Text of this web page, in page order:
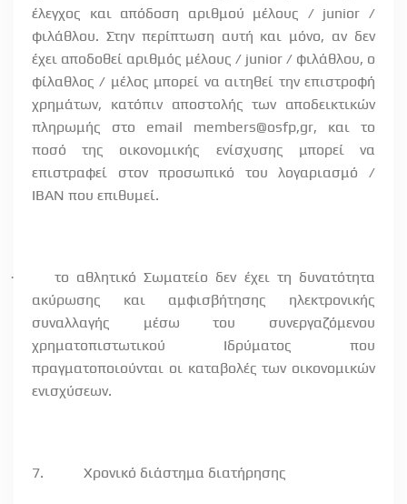
έλεγχος και απόδοση αριθμού μέλους / junior /
φιλάθλου.​ Στην περίπτωση αυτή και μόνο, αν δεν
έχει αποδοθεί αριθμός μέλους / junior / φιλάθλου, ο
φίλαθλος / μέλος μπορεί να αιτηθεί την επιστροφή
χρημάτων, κατόπιν αποστολής των αποδεικτικών
πληρωμής στο email members@osfp,gr, και το
ποσό της οικονομικής ενίσχυσης μπορεί να
επιστραφεί στον προσωπικό του λογαριασμό /
ΙΒΑΝ που επιθυμεί.
·
το αθλητικό Σωματείο δεν έχει τη δυνατότητα
ακύρωσης και αμφισβήτησης ηλεκτρονικής
συναλλαγής μέσω του συνεργαζόμενου
χρηματοπιστωτικού Ιδρύματος που
πραγματοποιούνται οι καταβολές των οικονομικών
ενισχύσεων.
7. Χρονικό διάστημα διατήρησης